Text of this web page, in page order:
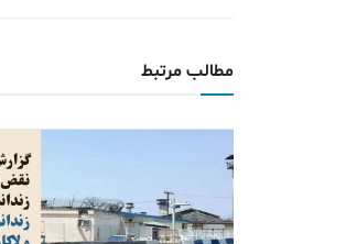
مطالب مرتبط